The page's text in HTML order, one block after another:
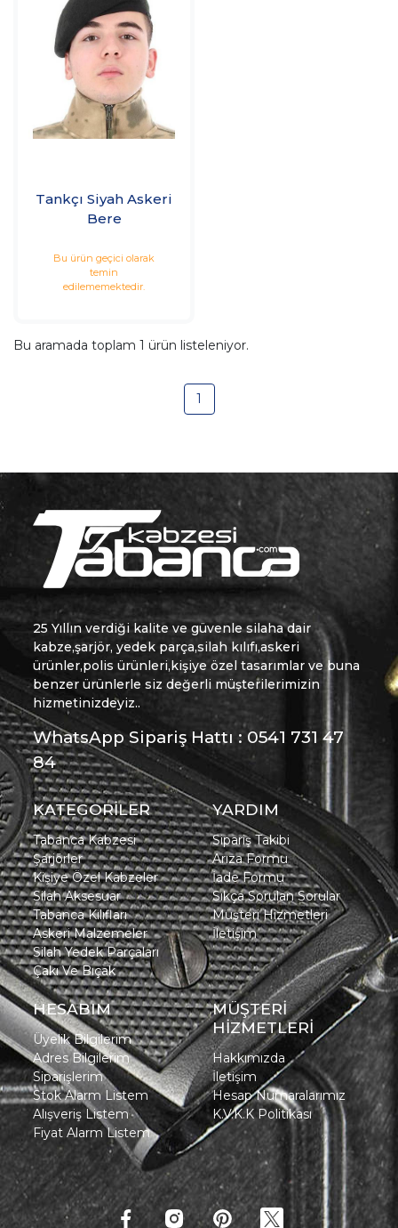
Tankçı Siyah Askeri
Bere
Bu ürün geçici olarak
temin
edilememektedir.
Bu aramada toplam 1 ürün listeleniyor.
1
25 Yıllın verdiği kalite ve güvenle silaha dair
kabze,şarjör, yedek parça,silah kılıfı,askeri
ürünler,polis ürünleri,kişiye özel tasarımlar ve buna
benzer ürünlerle siz değerli müşterilerimizin
hizmetinizdeyiz..
WhatsApp Sipariş Hattı : 0541 731 47
84
KATEGORİLER
Tabanca Kabzesi
Şarjörler
Kişiye Özel Kabzeler
Silah Aksesuar
Tabanca Kılıfları
Askeri Malzemeler
Silah Yedek Parçaları
Çakı Ve Bıçak
YARDIM
Sipariş Takibi
Arıza Formu
İade Formu
Sıkça Sorulan Sorular
Müşteri Hizmetleri
İletişim
HESABIM
Üyelik Bilgilerim
Adres Bilgilerim
Siparişlerim
Stok Alarm Listem
Alışveriş Listem
Fiyat Alarm Listem
MÜŞTERİ
HİZMETLERİ
Hakkımızda
İletişim
Hesap Numaralarımız
K.V.K.K Politikası